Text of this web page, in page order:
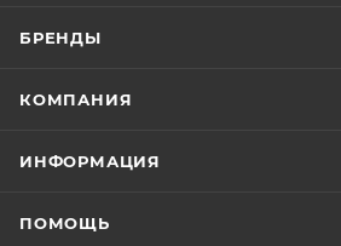
БРЕНДЫ
КОМПАНИЯ
ИНФОРМАЦИЯ
ПОМОЩЬ